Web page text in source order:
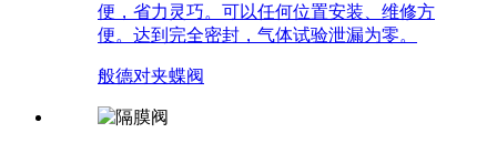
便，省力灵巧。可以任何位置安装、维修方
便。达到完全密封，气体试验泄漏为零。
般德对夹蝶阀